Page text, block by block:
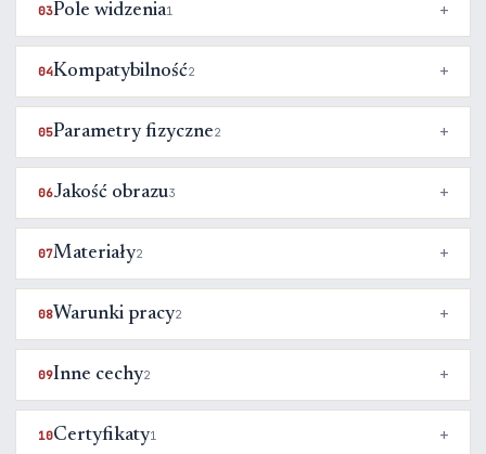
03Pole widzenia1
04Kompatybilność2
05Parametry fizyczne2
06Jakość obrazu3
07Materiały2
08Warunki pracy2
09Inne cechy2
10Certyfikaty1